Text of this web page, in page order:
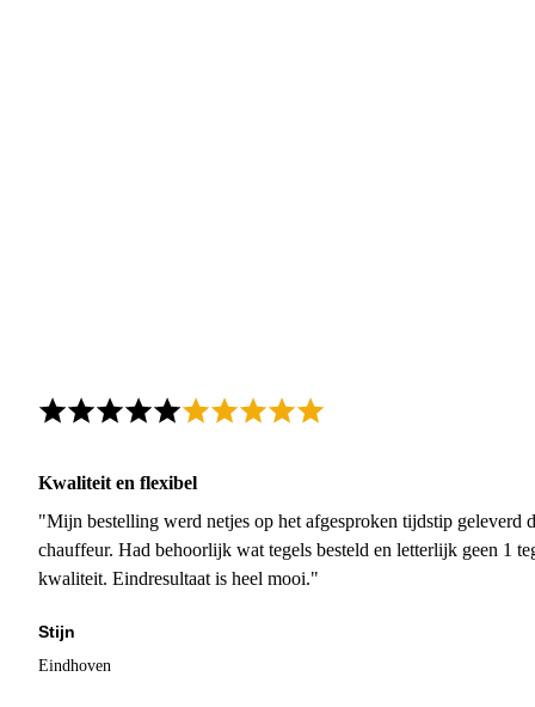
Kwaliteit en flexibel
"Mijn bestelling werd netjes op het afgesproken tijdstip geleverd
chauffeur. Had behoorlijk wat tegels besteld en letterlijk geen 1
kwaliteit. Eindresultaat is heel mooi."
Stijn
Eindhoven